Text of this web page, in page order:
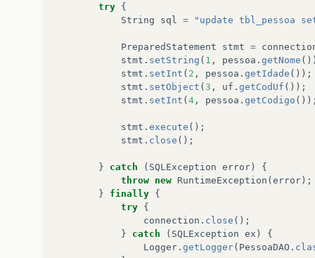
try {
String
sql = "update tbl_pessoa
PreparedStatement stmt =
stmt . setString ( 1 , pessoa . getNome
stmt . setInt ( 2 , pessoa . getIdade ());
stmt . setObject ( 3 , uf . getCodUf ());
stmt . setInt ( 4 , pessoa . getCodigo
stmt . execute ();
stmt . close ();
} catch ( SQLException error )
{
throw new RuntimeException ( error );
}
finally {
try {
connection . close ();
}
catch ( SQLException ex )
{
Logger . getLogger( PessoaDAO .